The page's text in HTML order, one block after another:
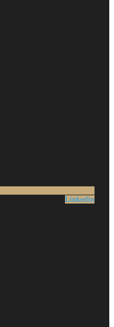
Linkedin